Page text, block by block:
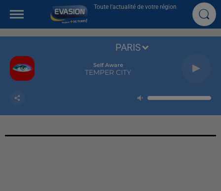
Toute l'actualité de votre région
Self Aware
TEMPER CITY
PARIS